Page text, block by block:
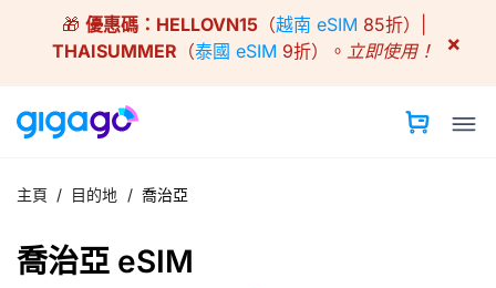
🎁 優惠碼： HELLOVN15（越南 eSIM 85折）|
THAISUMMER （泰國 eSIM 9折）。 立即使用！ ×
主頁 / 目的地 / 喬治亞
喬治亞 eSIM